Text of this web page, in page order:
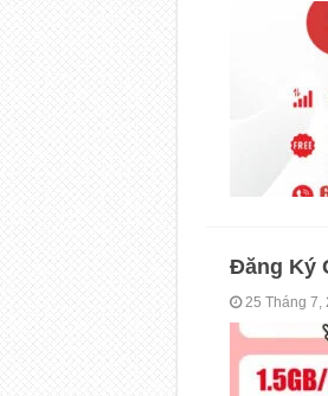
Đăng Ký
25 Tháng 7,